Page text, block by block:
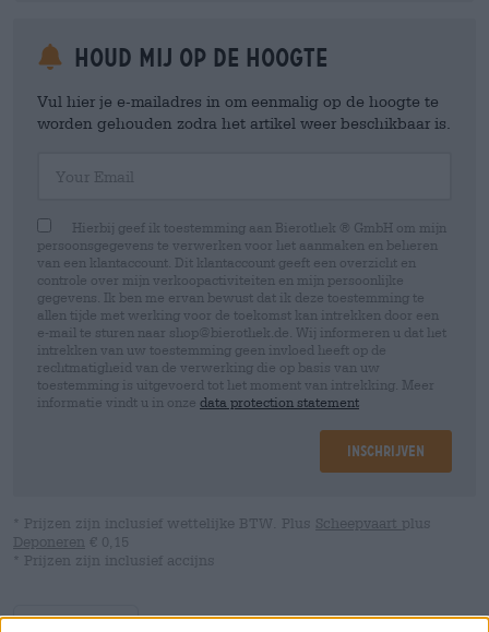
Houd mij op de hoogte
Vul hier je e-mailadres in om eenmalig op de hoogte te
worden gehouden zodra het artikel weer beschikbaar is.
Hierbij geef ik toestemming aan Bierothek ® GmbH om mijn
persoonsgegevens te verwerken voor het aanmaken en beheren
van een klantaccount. Dit klantaccount geeft een overzicht en
controle over mijn verkoopactiviteiten en mijn persoonlijke
gegevens. Ik ben me ervan bewust dat ik deze toestemming te
allen tijde met werking voor de toekomst kan intrekken door een
e-mail te sturen naar shop@bierothek.de. Wij informeren u dat het
intrekken van uw toestemming geen invloed heeft op de
rechtmatigheid van de verwerking die op basis van uw
toestemming is uitgevoerd tot het moment van intrekking. Meer
informatie vindt u in onze data protection statement
Inschrijven
* Prijzen zijn inclusief wettelijke BTW. Plus Scheepvaart plus
Deponeren € 0,15
* Prijzen zijn inclusief accijns